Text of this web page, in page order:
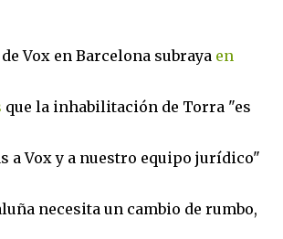
Vox en Barcelona subraya en
que la inhabilitación de Torra "es
a Vox y a nuestro equipo jurídico"
necesita un cambio de rumbo,